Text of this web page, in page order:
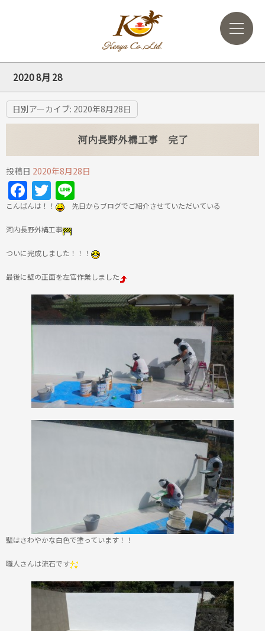
2020 8月 28
日別アーカイブ: 2020年8月28日
河内長野外構工事 完了
投稿日 2020年8月28日
Facebook
Twitter
こんばんは！！ 先日からブログでご紹介させていただいている
河内長野外構工事
ついに完成しました！！！
最後に壁の正面を左官作業しました
壁はさわやかな白色で塗っています！！
職人さんは流石です